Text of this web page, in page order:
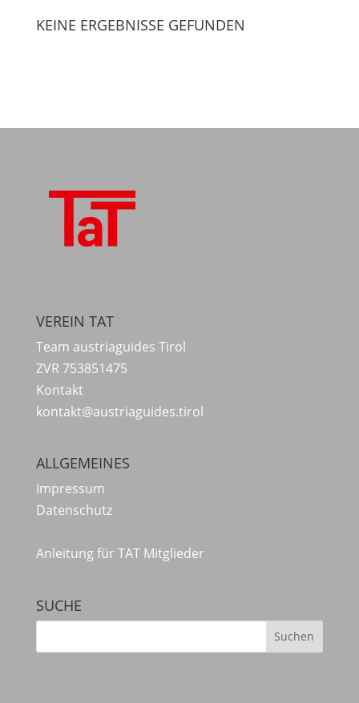
KEINE ERGEBNISSE GEFUNDEN
VEREIN TAT
Team austriaguides Tirol
ZVR 753851475
Kontakt
kontakt@austriaguides.tirol
ALLGEMEINES
Impressum
Datenschutz
Anleitung für TAT Mitglieder
SUCHE